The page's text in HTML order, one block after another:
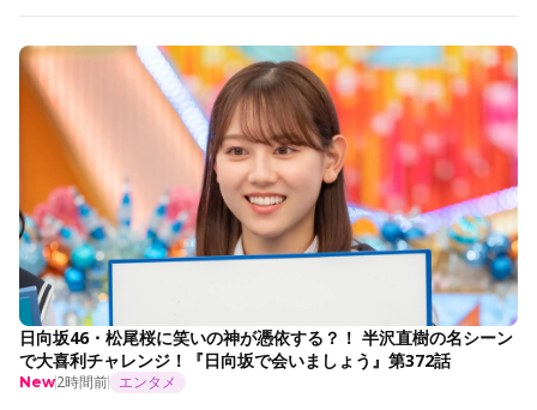
日向坂46・松尾桜に笑いの神が憑依する？！ 半沢直樹の名シーン
で大喜利チャレンジ！『日向坂で会いましょう』第372話
New2時間前 エンタメ